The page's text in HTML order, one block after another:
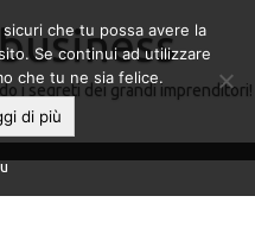
i segreti dei grandi imprenditori!
che tu possa avere la
Se continui ad utilizzare
che tu ne sia felice.
di più